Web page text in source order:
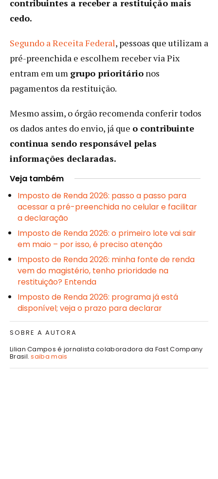
contribuintes a receber a restituição mais
cedo.
Segundo a Receita Federal, pessoas que utilizam a
pré-preenchida e escolhem receber via Pix
entram em um grupo prioritário nos
pagamentos da restituição.
Mesmo assim, o órgão recomenda conferir todos
os dados antes do envio, já que o contribuinte
continua sendo responsável pelas
informações declaradas.
Veja também
Imposto de Renda 2026: passo a passo para
acessar a pré-preenchida no celular e facilitar
a declaração
Imposto de Renda 2026: o primeiro lote vai sair
em maio – por isso, é preciso atenção
Imposto de Renda 2026: minha fonte de renda
vem do magistério, tenho prioridade na
restituição? Entenda
Imposto de Renda 2026: programa já está
disponível; veja o prazo para declarar
SOBRE A AUTORA
Lilian Campos é jornalista colaboradora da Fast Company
Brasil.saiba mais